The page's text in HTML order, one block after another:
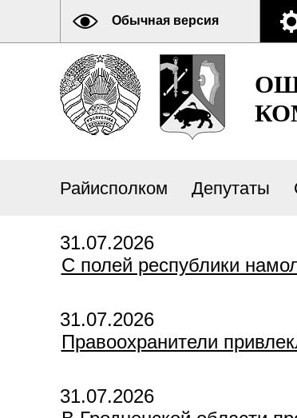
Обычная версия
Райисполком Депутаты
31.07.2026
С полей республики
31.07.2026
Правоохранители
31.07.2026